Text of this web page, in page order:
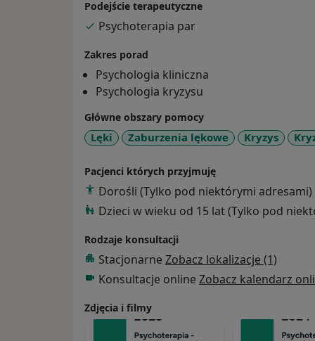
Podejście terapeutyczne
Psychoterapia par
Zakres porad
Psychologia kliniczna
Psychologia kryzysu
Główne obszary pomocy
Lęki Zaburzenia lękowe Kryzys
Pacjenci których przyjmuję
Dorośli (Tylko pod niektórymi adresami)
Dzieci w wieku od 15 lat (Tylko pod
Rodzaje konsultacji
Stacjonarne Zobacz lokalizacje (1)
Konsultacje online Zobacz kalendarz
Zdjęcia i filmy